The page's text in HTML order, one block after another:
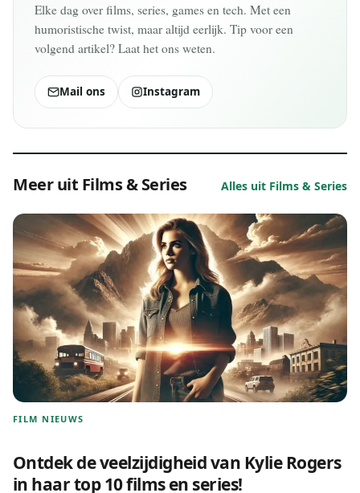
Elke dag over films, series, games en tech. Met een
humoristische twist, maar altijd eerlijk. Tip voor een
volgend artikel? Laat het ons weten.
Mail ons Instagram
Meer uit Films & Series Alles uit Films & Series
FILM NIEUWS
Ontdek de veelzijdigheid van Kylie Rogers
in haar top 10 films en series!